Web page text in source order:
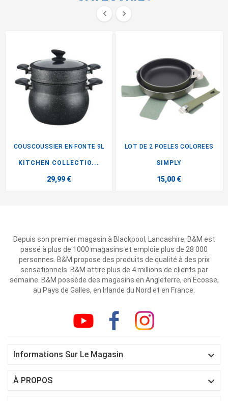
 
COUSCOUSSIER EN FONTE 9L
KITCHEN COLLECTIO...
29,99 €
LOT DE 2 POELES COLOREES
SIMPLY
15,00 €
Depuis son premier magasin à Blackpool, Lancashire, B&M est
passé à plus de 1000 magasins et emploie plus de 28 000
personnes. B&M propose des produits de qualité à des prix
sensationnels. B&M attire plus de 4 millions de clients par
semaine. B&M possède des magasins en Angleterre, en Écosse,
au Pays de Galles, en Irlande du Nord et en France.
Informations Sur Le Magasin 
À PROPOS 